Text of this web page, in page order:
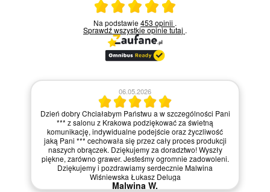
Ocena średnia 5 na 5
Na podstawie453 opinii .
Sprawdź wszystkie opinietutaj .
06.05.2026
Dzień dobry Chciałabym Państwu a w szczególności Pani
*** z salonu z Krakowa podziękować za świetną
komunikację, indywidualne podejście oraz życzliwość
jaką Pani *** cechowała się przez cały proces produkcji
naszych obrączek. Dziękujemy za doradztwo! Wyszły
piękne, zarówno grawer. Jesteśmy ogromnie zadowoleni.
Dziękujemy i pozdrawiamy serdecznie Malwina
Wiśniewska Łukasz Deluga
Malwina W.